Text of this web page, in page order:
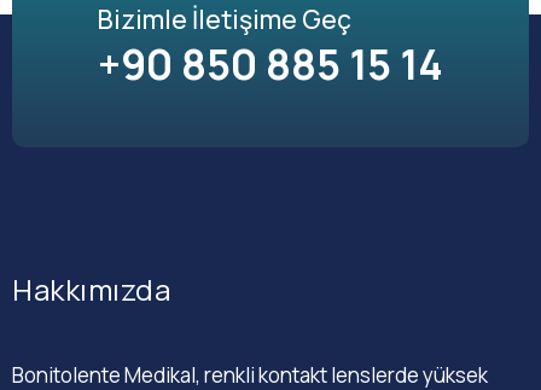
Bizimle İletişime Geç
+90 850 885 15 14
Hakkımızda
Bonitolente Medikal, renkli kontakt lenslerde yüksek